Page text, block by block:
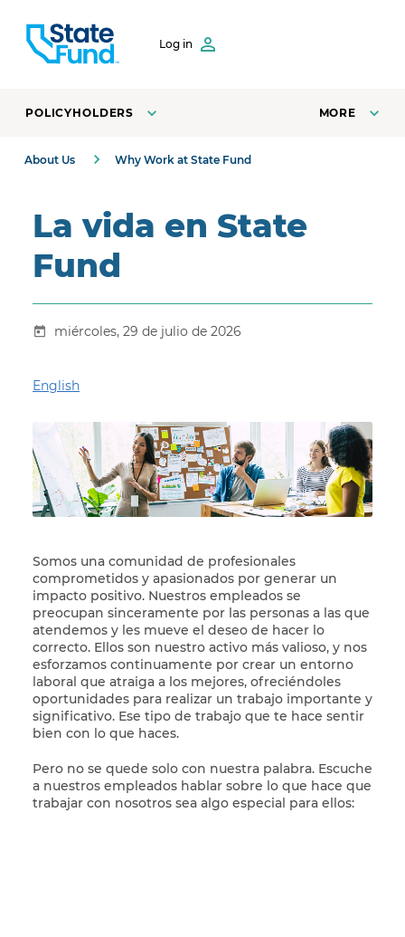
Log in
POLICYHOLDERS MORE
About Us Why Work at State Fund
La vida en State
Fund
miércoles, 29 de julio de 2026
English
Somos una comunidad de profesionales
comprometidos y apasionados por generar un
impacto positivo. Nuestros empleados se
preocupan sinceramente por las personas a las que
atendemos y les mueve el deseo de hacer lo
correcto. Ellos son nuestro activo más valioso, y nos
esforzamos continuamente por crear un entorno
laboral que atraiga a los mejores, ofreciéndoles
oportunidades para realizar un trabajo importante y
significativo. Ese tipo de trabajo que te hace sentir
bien con lo que haces.
Pero no se quede solo con nuestra palabra. Escuche
a nuestros empleados hablar sobre lo que hace que
trabajar con nosotros sea algo especial para ellos: